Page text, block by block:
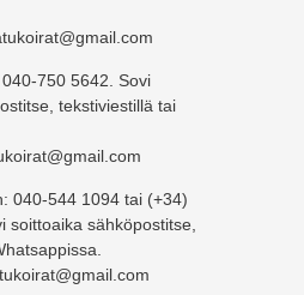
750 5642. Sovi
tekstiviestillä tai
040-544 1094 tai (+34)
soittoaika sähköpostitse,